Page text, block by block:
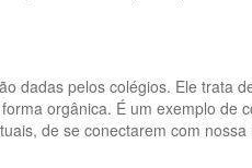
dadas pelos colégios. Ele trata
orgânica. É um exemplo de
de se conectarem com